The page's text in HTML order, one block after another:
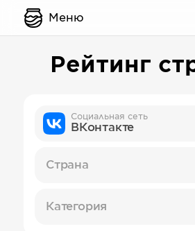
Меню
Рейтинг
Социальная сеть
ВКонтакте
Страна
Категория